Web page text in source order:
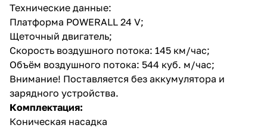
Технические данные:
Платформа POWERALL 24 V;
Щеточный двигатель;
Скорость воздушного потока: 145 км/час;
Объём воздушного потока: 544 куб. м/час;
Внимание! Поставляется без аккумулятора и
зарядного устройства.
Комплектация:
Коническая насадка